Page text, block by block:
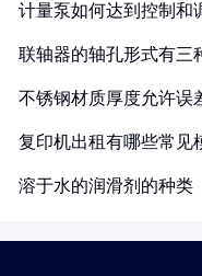
计量泵如何达到控制和
联轴器的轴孔形式有三
不锈钢材质厚度允许误
复印机出租有哪些常见
溶于水的润滑剂的种类